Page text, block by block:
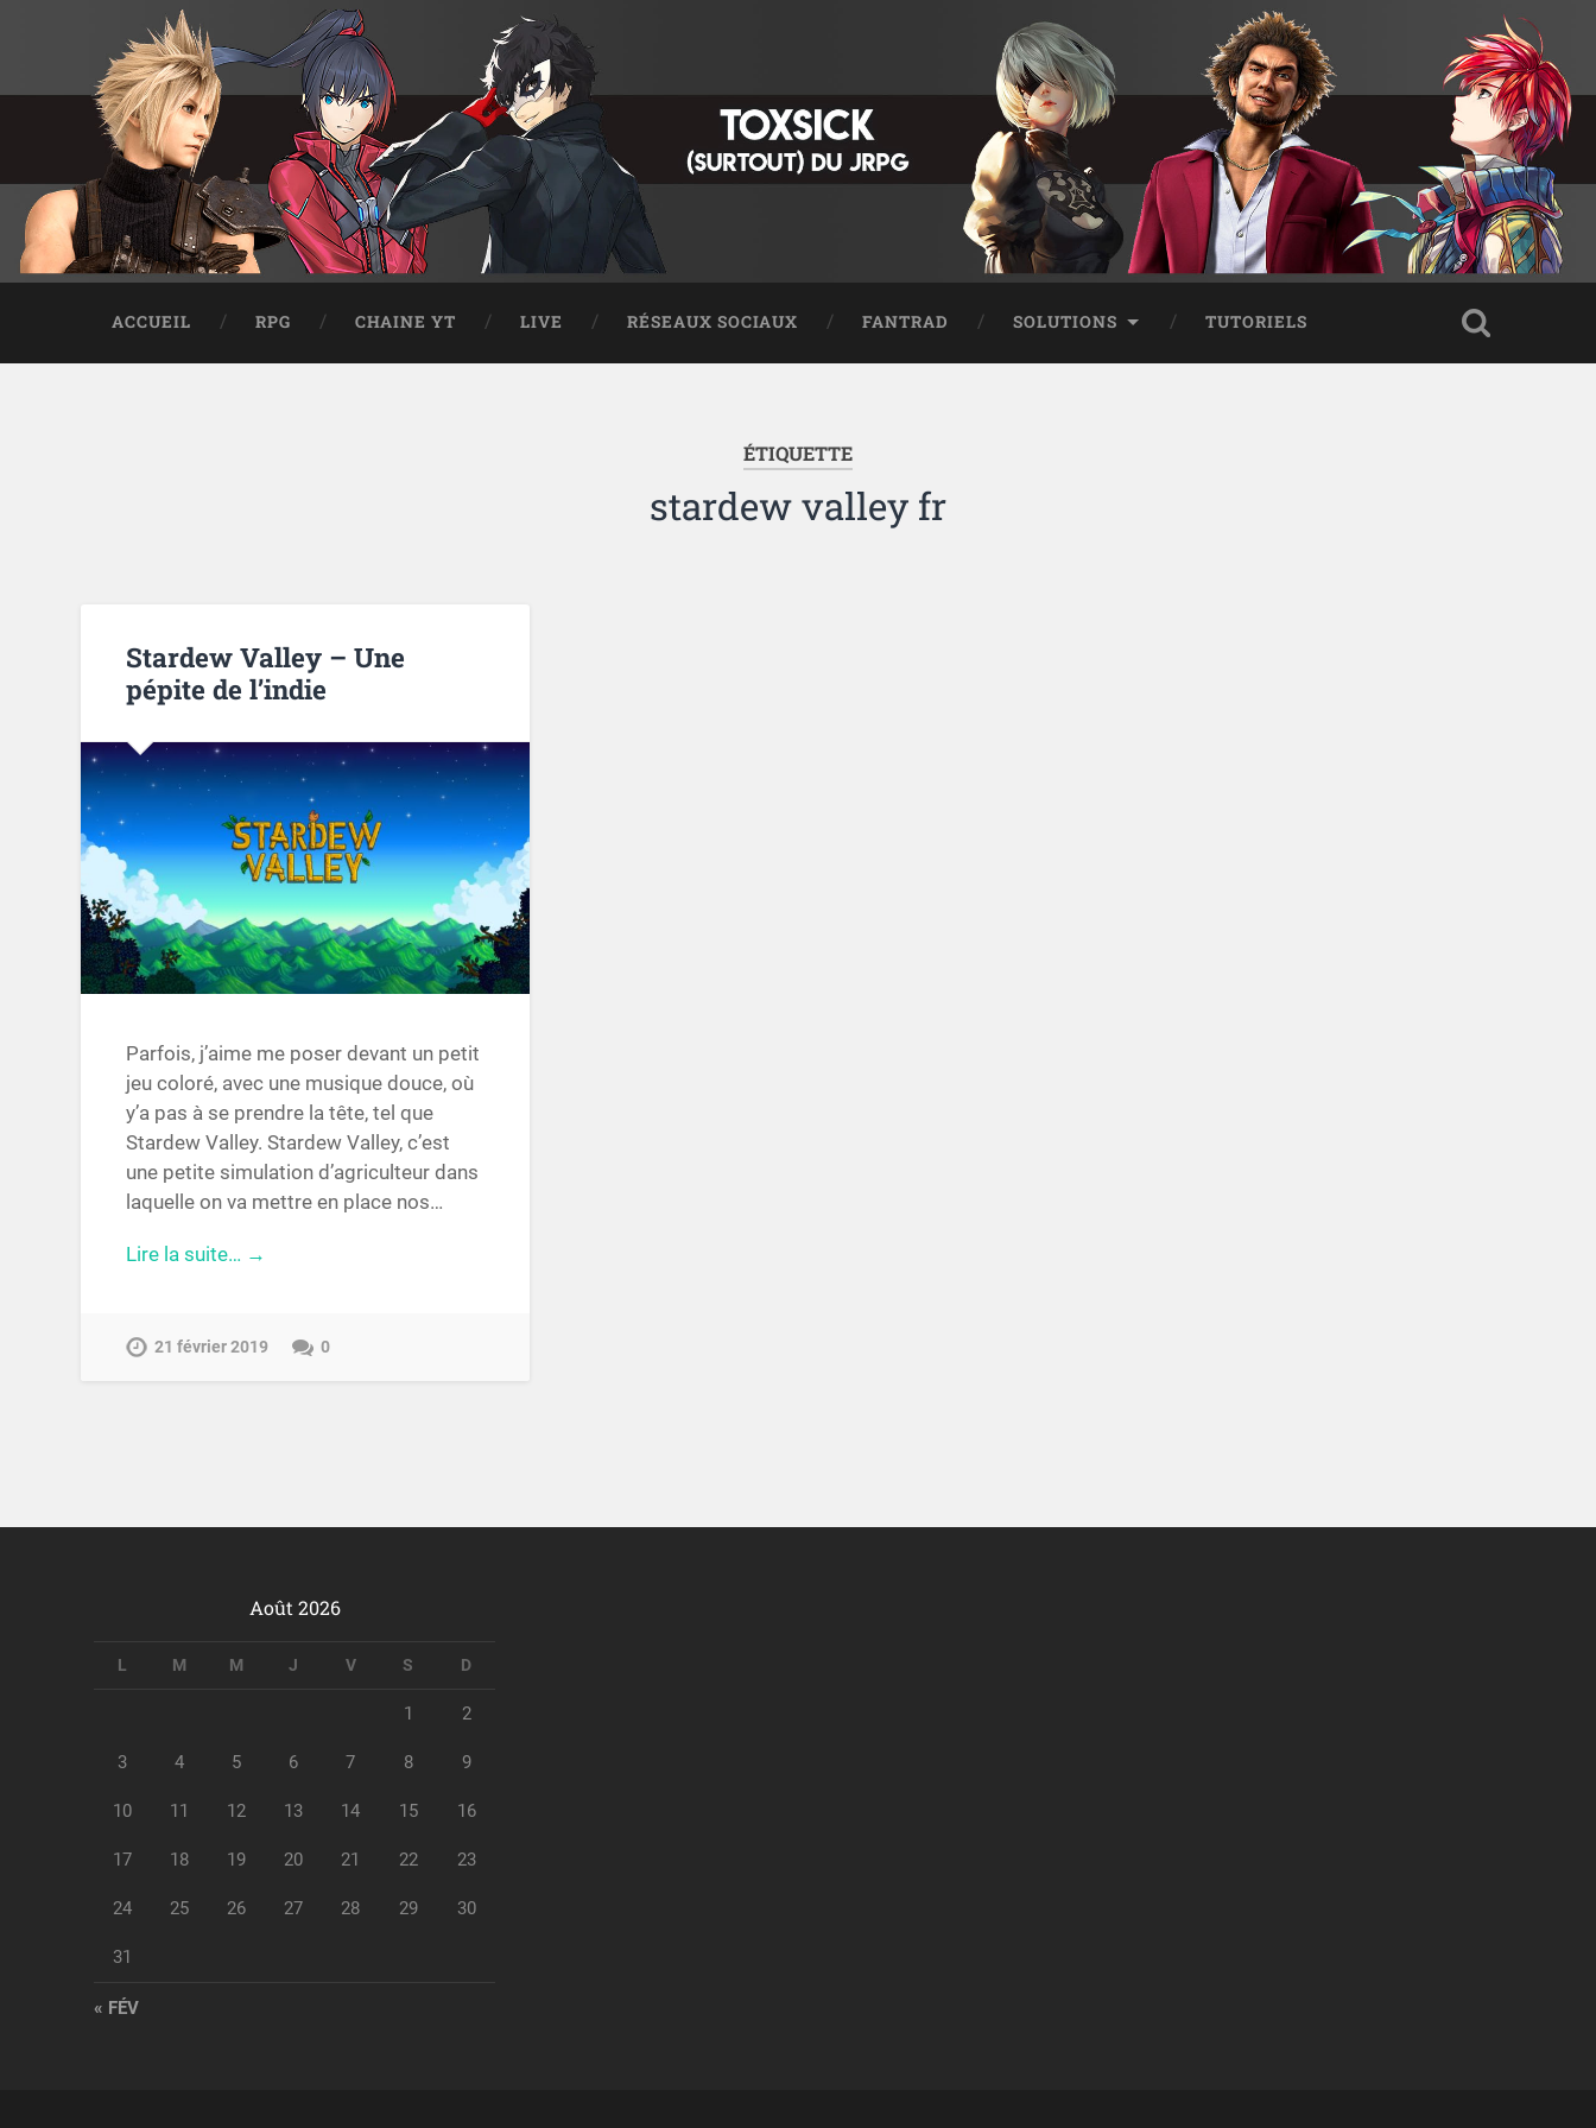
ACCUEIL RPG CHAINE YT LIVE RÉSEAUX SOCIAUX FANTRAD SOLUTIONS TUTORIELS
ÉTIQUETTE
stardew valley fr
Stardew Valley – Une
pépite de l’indie
Parfois, j’aime me poser devant un petit
jeu coloré, avec une musique douce, où
y’a pas à se prendre la tête, tel que
Stardew Valley. Stardew Valley, c’est
une petite simulation d’agriculteur dans
laquelle on va mettre en place nos…
Lire la suite… →
21 février 2019 0
Août 2026
L M M J V S D
1 2
3 4 5 6 7 8 9
10 11 12 13 14 15 16
17 18 19 20 21 22 23
24 25 26 27 28 29 30
31
« FÉV